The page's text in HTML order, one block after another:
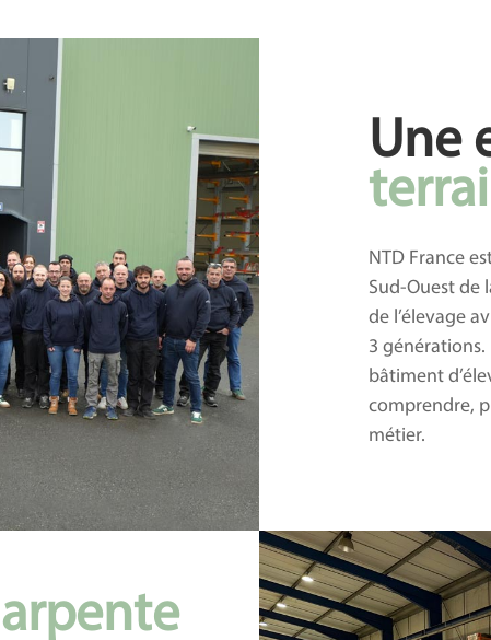
Une
NTD France
Sud-Ouest de
de l’élevage
3
bâtiment
comprendre,
métier.